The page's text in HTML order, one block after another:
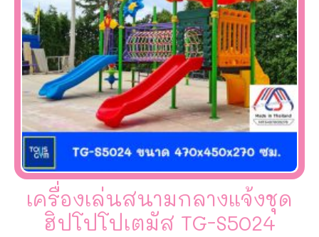
เครื่องเล่นสนามกลางแจ้งชุด
ฮิปโปโปเตมัส TG-S5024